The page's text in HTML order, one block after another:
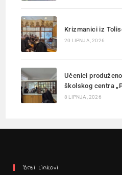
Krizmanici iz
20 LIPNJA, 2026
Učenici
školskog centra
8 LIPNJA, 2026
Brzi Linkovi